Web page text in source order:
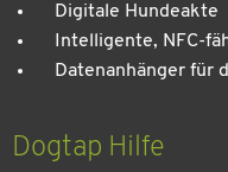
Digitale Hundeakte
Intelligente, NFC-
Datenanhänger für
Dogtap Hilfe